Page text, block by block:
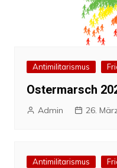
Antimilitarismus
Ostermarsch
Admin 26.
Antimilitarismus